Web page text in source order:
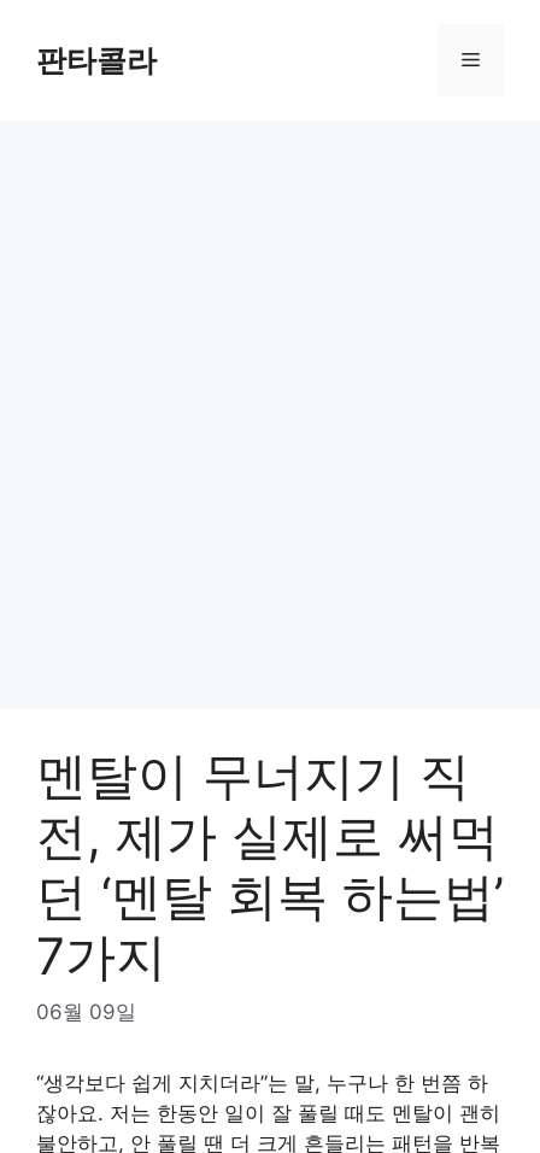
content판타콜라 Menu
멘탈이 무너지기 직
전, 제가 실제로 써먹
던 ‘멘탈 회복 하는법’
7가지
06월 09일
“생각보다 쉽게 지치더라”는 말, 누구나 한 번쯤 하
잖아요. 저는 한동안 일이 잘 풀릴 때도 멘탈이 괜히
불안하고, 안 풀릴 땐 더 크게 흔들리는 패턴을 반복